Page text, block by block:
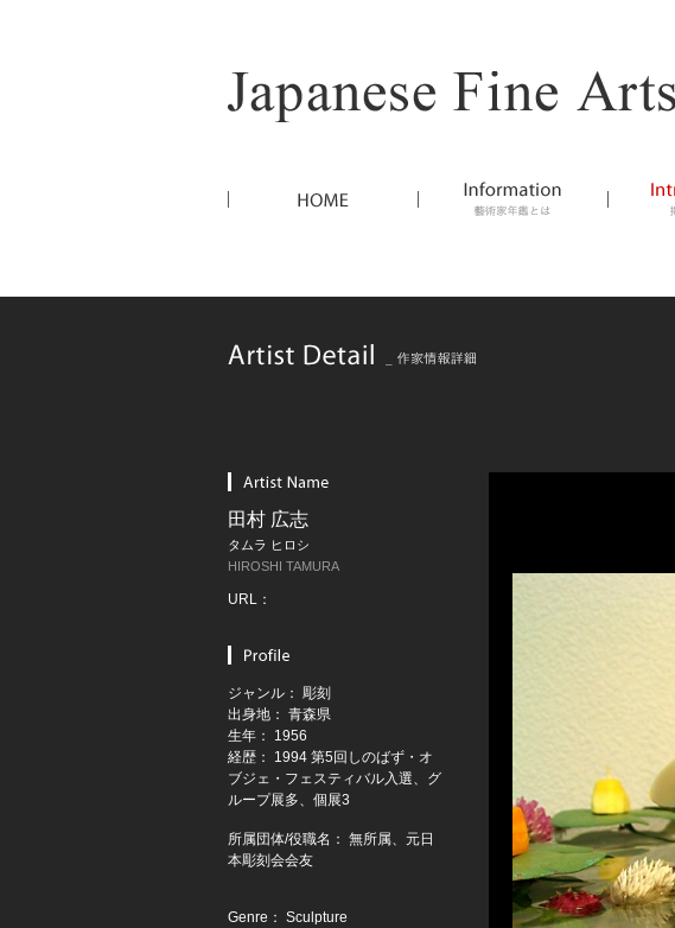
田村 広志
タムラ ヒロシ
HIROSHI TAMURA
URL：
ジャンル： 彫刻
出身地： 青森県
生年： 1956
経歴： 1994 第5回しのばず・オ
ブジェ・フェスティバル入選、グ
ループ展多、個展3
所属団体/役職名： 無所属、元日
本彫刻会会友
Genre： Sculpture